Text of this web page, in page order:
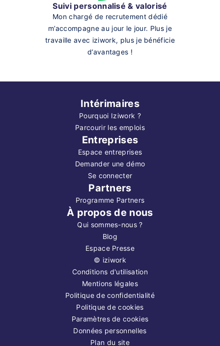
Suivi personnalisé & valorisé
Mon chargé de recrutement dédié
m’accompagne au jour le jour. Plus je
travaille avec iziwork, plus je bénéficie
d’avantages !
Intérimaires
Pourquoi Iziwork ?
Parcourir les emplois
Entreprises
Espace entreprises
Demander une démo
Se connecter
Partners
Programme Partners
À propos de nous
Qui sommes-nous ?
Blog
Espace Presse
© iziwork
Conditions d'utilisation
Mentions légales
Politique de confidentialité
Politique de cookies
Paramètres de cookies
Données personnelles
Plan du site